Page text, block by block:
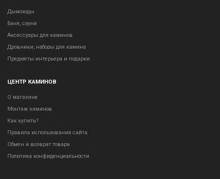
Дымоходы
Баня, сауна
Аксессуары для каминов
Дровники, наборы для камина
Предметы интерьера и подарки
ЦЕНТР КАМИНОВ
О магазине
Монтаж каминов
Как купить?
Правила использования сайта
Обмен и возврат товара
Политика конфиденциальности